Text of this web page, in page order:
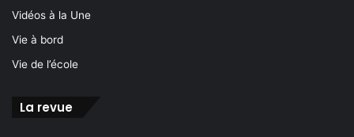
Vidéos à la Une
Vie à bord
Vie de l’école
La revue